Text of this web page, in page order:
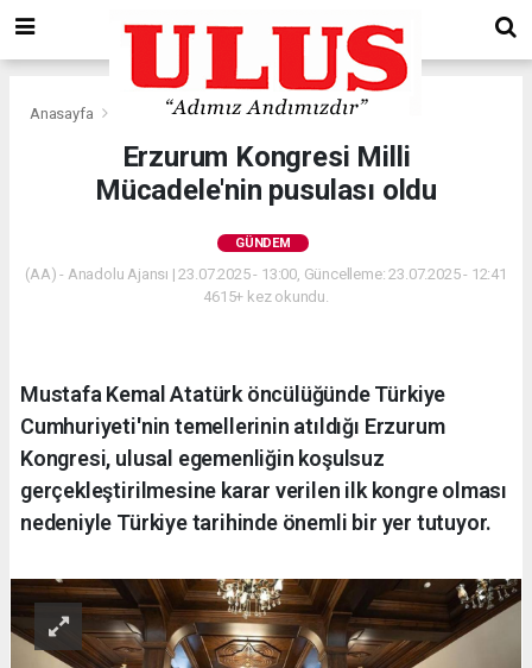
Anasayfa Gündem
Erzurum Kongresi Milli
Mücadele'nin pusulası oldu
GÜNDEM
(AA) - Anadolu Ajansı | 23.07.2025 - 13:00, Güncelleme: 23.07.2025 - 12:41
4615+ kez okundu.
Mustafa Kemal Atatürk öncülüğünde Türkiye
Cumhuriyeti'nin temellerinin atıldığı Erzurum
Kongresi, ulusal egemenliğin koşulsuz
gerçekleştirilmesine karar verilen ilk kongre olması
nedeniyle Türkiye tarihinde önemli bir yer tutuyor.